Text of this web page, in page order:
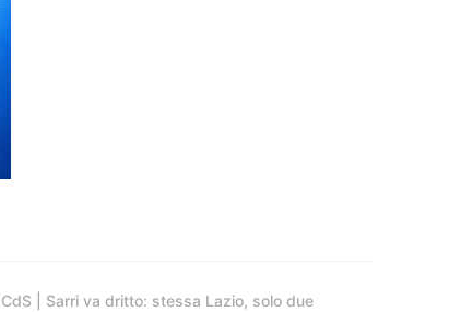
CdS | Sarri va dritto: stessa Lazio, solo due